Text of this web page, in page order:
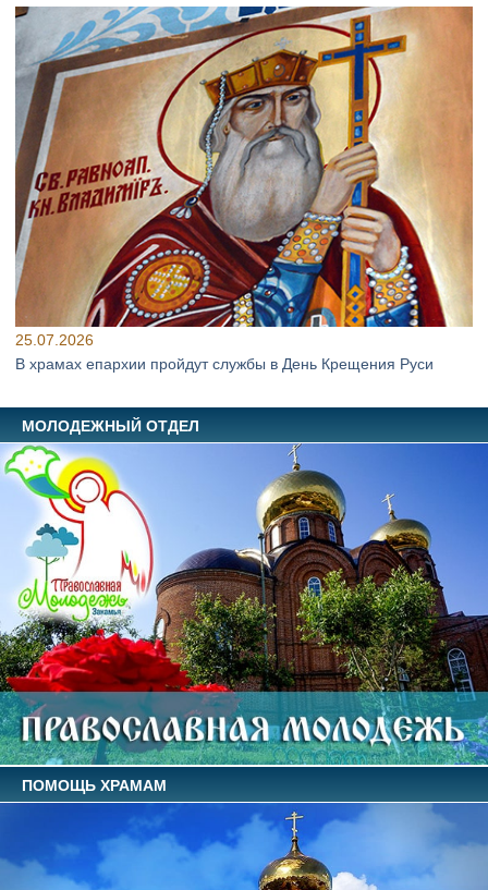
25.07.2026
В храмах епархии пройдут службы в День Крещения Руси
МОЛОДЕЖНЫЙ ОТДЕЛ
ПОМОЩЬ ХРАМАМ